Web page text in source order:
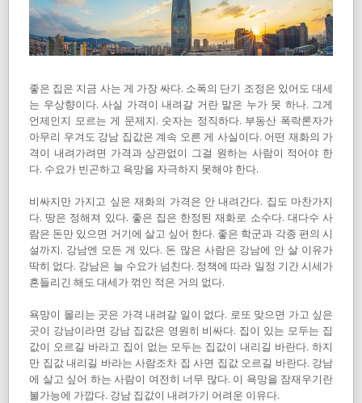
좋은 집은 지금 사는 게 가장 싸다. 소폭의 단기 조정은 있어도 대세
는 우상향이다. 사실 가격이 내려갈 거란 말은 누가 못 하나. 그게
언제인지 모르는 게 문제지. 숫자는 정직하다. 부동산 폭락론자가
아무리 우겨도 강남 집값은 계속 오른 게 사실이다. 어떤 재화의 가
격이 내려가려면 가격과 상관없이 그걸 원하는 사람이 적어야 한
다. 수요가 빈곤하고 욕망을 자극하지 못해야 한다.
비싸지만 가지고 싶은 재화의 가격은 안 내려간다. 집도 마찬가지
다. 땅은 정해져 있다. 좋은 집은 한정된 재화로 소수다. 대다수 사
람은 돈만 있으면 거기에 살고 싶어 한다. 좋은 학군과 각종 편의 시
설까지. 강남엔 모든 게 있다. 돈 많은 사람은 강남에 안 살 이유가
딱히 없다. 강남은 늘 수요가 넘친다. 정책에 따라 일정 기간 시세가
흔들리긴 해도 대세가 꺾인 적은 거의 없다.
욕망이 몰리는 곳은 가격 내려갈 일이 없다. 로또 맞으면 가고 싶은
곳이 강남이라면 강남 집값은 영원히 비싸다. 집이 있는 모두는 집
값이 오르길 바라고 집이 없는 모두는 집값이 내리길 바란다. 하지
만 집값 내리길 바라는 사람조차 집 사면 집값 오르길 바란다. 강남
에 살고 싶어 하는 사람이 여전히 너무 많다. 이 욕망을 잠재우기란
불가능에 가깝다. 강남 집값이 내려가기 어려운 이유다.